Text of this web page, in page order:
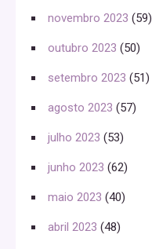
novembro 2023 (59)
outubro 2023 (50)
setembro 2023 (51)
agosto 2023 (57)
julho 2023 (53)
junho 2023 (62)
maio 2023 (40)
abril 2023 (48)